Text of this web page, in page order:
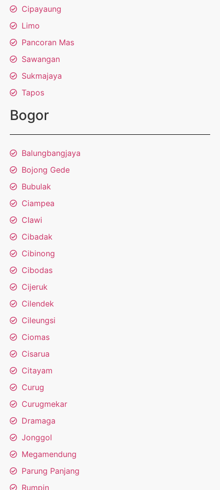
Cipayaung
Limo
Pancoran Mas
Sawangan
Sukmajaya
Tapos
Bogor
Balungbangjaya
Bojong Gede
Bubulak
Ciampea
CIawi
Cibadak
Cibinong
Cibodas
Cijeruk
Cilendek
Cileungsi
Ciomas
Cisarua
Citayam
Curug
Curugmekar
Dramaga
Jonggol
Megamendung
Parung Panjang
Rumpin